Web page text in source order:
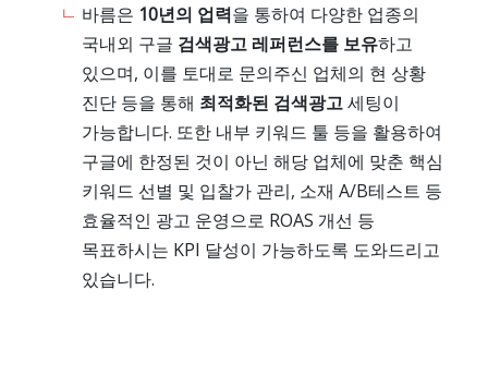
바름은 10년의 업력을 통하여 다양한 업종의
국내외 구글 검색광고 레퍼런스를 보유하고
있으며, 이를 토대로 문의주신 업체의 현 상황
진단 등을 통해 최적화된 검색광고세팅이
가능합니다. 또한 내부 키워드 툴 등을 활용하여
구글에 한정된 것이 아닌 해당 업체에 맞춘 핵심
키워드 선별 및 입찰가 관리, 소재 A/B테스트 등
효율적인 광고 운영으로 ROAS 개선 등
목표하시는 KPI 달성이 가능하도록 도와드리고
있습니다.